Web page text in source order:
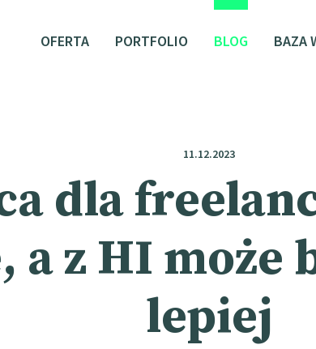
OFERTA PORTFOLIO BLOG BAZA
11.12.2023
dla
a z HI może
lepiej